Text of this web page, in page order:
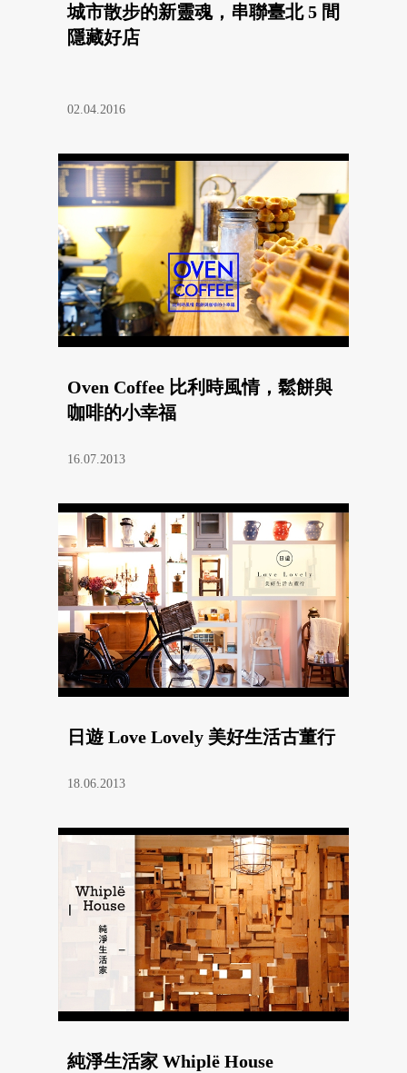
城市散步的新靈魂，串聯臺北 5 間
隱藏好店
02.04.2016
Oven Coffee 比利時風情，鬆餅與
咖啡的小幸福
16.07.2013
日遊 Love Lovely 美好生活古董行
18.06.2013
純淨生活家 Whiplë House